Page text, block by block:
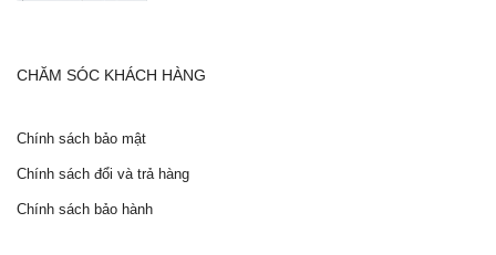
CHĂM SÓC KHÁCH HÀNG
Chính sách bảo mật
Chính sách đổi và trả hàng
Chính sách bảo hành